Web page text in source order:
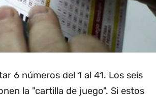
6 números del 1 al 41. Los seis
la "cartilla de juego". Si estos